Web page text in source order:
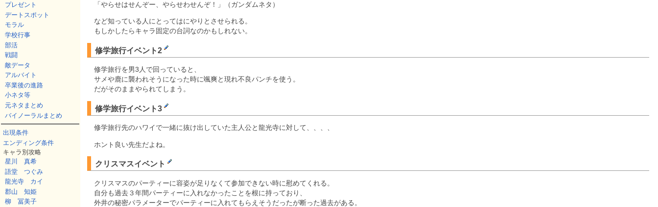
プレゼント
デートスポット
モラル
学校行事
部活
戦闘
敵データ
アルバイト
卒業後の進路
小ネタ等
元ネタまとめ
バイノーラルまとめ
出現条件
エンディング条件
キャラ別攻略
星川 真希
語堂 つぐみ
龍光寺 カイ
郡山 知姫
柳 冨美子
「やらせはせんぞー、やらせわせんぞ！」（ガンダムネタ）
など知っている人にとってはにやりとさせられる。
もしかしたらキャラ固定の台詞なのかもしれない。
修学旅行イベント2
修学旅行を男3人で回っていると、
サメや鹿に襲われそうになった時に颯爽と現れ不良パンチを使う。
だがそのままやられてしまう。
修学旅行イベント3
修学旅行先のハワイで一緒に抜け出していた主人公と龍光寺に対して、、、、
ホント良い先生だよね。
クリスマスイベント
クリスマスのパーティーに容姿が足りなくて参加できない時に慰めてくれる。
自分も過去３年間パーティーに入れなかったことを根に持っており、
外井の秘密パラメーターでパーティーに入れてもらえそうだったが断った過去がある。